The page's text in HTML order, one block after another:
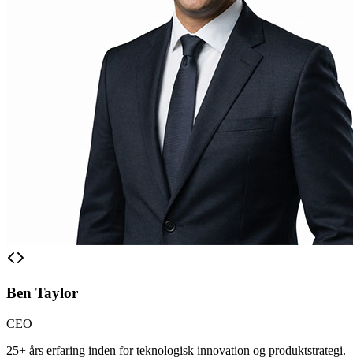
Ben Taylor
CEO
25+ års erfaring inden for teknologisk innovation og produktstrategi.